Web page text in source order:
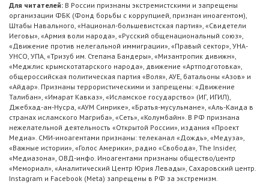
Для читателей: В России признаны экстремистскими и запрещены
организации ФБК (Фонд борьбы с коррупцией, признан иноагентом),
Штабы Навального, «Национал-большевистская партия», «Свидетели
Иеговы», «Армия воли народа», «Русский общенациональный союз»,
«Движение против нелегальной иммиграции», «Правый сектор», УНА-
УНСО, УПА, «Тризуб им. Степана Бандеры», «Мизантропик дивижн»,
«Меджлис крымскотатарского народа», движение «Артподготовка»,
общероссийская политическая партия «Воля», АУЕ, батальоны «Азов» и
«Айдар». Признаны террористическими и запрещены: «Движение
Талибан», «Имарат Кавказ», «Исламское государство» (ИГ, ИГИЛ),
Джебхад-ан-Нусра, «АУМ Синрике», «Братья-мусульмане», «Аль-Каида в
странах исламского Магриба», «Сеть», «Колумбайн». В РФ признана
нежелательной деятельность «Открытой России», издания «Проект
Медиа». СМИ-иноагентами признаны: телеканал «Дождь», «Медуза»,
«Важные истории», «Голос Америки», радио «Свобода», The Insider,
«Медиазона», ОВД-инфо. Иноагентами признаны общество/центр
«Мемориал», «Аналитический Центр Юрия Левады», Сахаровский центр.
Instagram и Facebook (Metа) запрещены в РФ за экстремизм.